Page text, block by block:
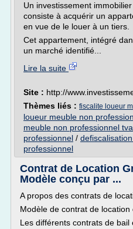
Un investissement
consiste à acquérir un
en vue de le louer à un tiers.
Cet appartement, intégré
un marché identifié...
Lire la suite
Site : http://
Thèmes liés : fiscalite loueur
loueur meuble non
meuble non professionnel tva
professionnel /
professionnel
Contrat de Location
Modèle conçu par ...
A propos des contrats de
Modèle de contrat de
Les différents contrats de